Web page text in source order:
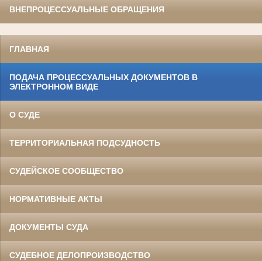
ВНЕПРОЦЕССУАЛЬНЫЕ ОБРАЩЕНИЯ
ГЛАВНАЯ
ПОДАЧА ПРОЦЕССУАЛЬНЫХ ДОКУМЕНТОВ В
ЭЛЕКТРОННОМ ВИДЕ
О СУДЕ
ТЕРРИТОРИАЛЬНАЯ ПОДСУДНОСТЬ
СУДЕЙСКОЕ СООБЩЕСТВО
НОРМАТИВНЫЕ АКТЫ
ДОКУМЕНТЫ СУДА
СУДЕБНОЕ ДЕЛОПРОИЗВОДСТВО